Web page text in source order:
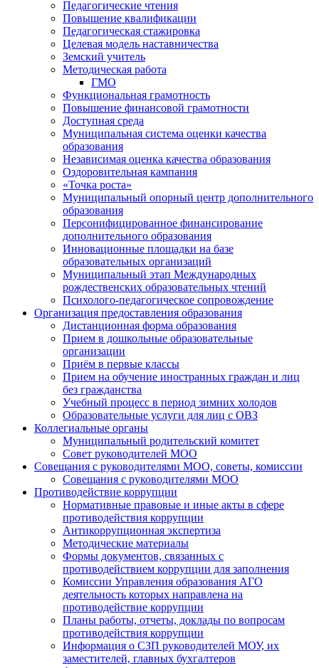
Педагогические чтения
Повышение квалификации
Педагогическая стажировка
Целевая модель наставничества
Земский учитель
Методическая работа
ГМО
Функциональная грамотность
Повышение финансовой грамотности
Доступная среда
Муниципальная система оценки качества
образования
Независимая оценка качества образования
Оздоровительная кампания
«Точка роста»
Муниципальный опорный центр дополнительного
образования
Персонифицированное финансирование
дополнительного образования
Инновационные площадки на базе
образовательных организаций
Муниципальный этап Международных
рождественских образовательных чтений
Психолого-педагогическое сопровождение
Организация предоставления образования
Дистанционная форма образования
Прием в дошкольные образовательные
организации
Приём в первые классы
Прием на обучение иностранных граждан и лиц
без гражданства
Учебный процесс в период зимних холодов
Образовательные услуги для лиц с ОВЗ
Коллегиальные органы
Муниципальный родительский комитет
Совет руководителей МОО
Совещания с руководителями МОО, советы, комиссии
Совещания с руководителями МОО
Противодействие коррупции
Нормативные правовые и иные акты в сфере
противодействия коррупции
Антикоррупционная экспертиза
Методические материалы
Формы документов, связанных с
противодействием коррупции для заполнения
Комиссии Управления образования АГО
деятельность которых направлена на
противодействие коррупции
Планы работы, отчеты, доклады по вопросам
противодействия коррупции
Информация о СЗП руководителей МОУ, их
заместителей, главных бухгалтеров